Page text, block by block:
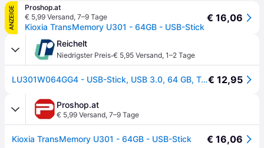
ANZEIGE
Proshop.at
€ 5,99 Versand, 7–9 Tage
Kioxia TransMemory U301 - 64GB - USB-Stick
€ 16,06
Reichelt
Niedrigster Preis·€ 5,95 Versand, 1–2 Tage
LU301W064GG4 - USB-Stick, USB 3.0, 64 GB, TransMemory U301€ 12,95
Proshop.at
€ 5,99 Versand, 7–9 Tage
Kioxia TransMemory U301 - 64GB - USB-Stick € 16,06